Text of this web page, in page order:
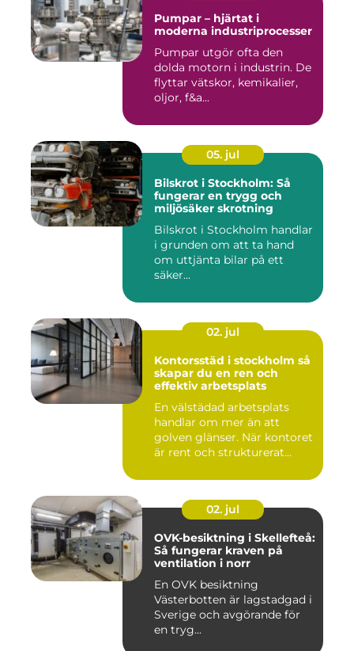
Pumpar – hjärtat i
moderna industriprocesser
Pumpar utgör ofta den
dolda motorn i industrin. De
flyttar vätskor, kemikalier,
oljor, f&a...
05. jul
Bilskrot i Stockholm: Så
fungerar en trygg och
miljösäker skrotning
Bilskrot i Stockholm handlar
i grunden om att ta hand
om uttjänta bilar på ett
säker...
02. jul
Kontorsstäd i stockholm så
skapar du en ren och
effektiv arbetsplats
En välstädad arbetsplats
handlar om mer än att
golven glänser. När kontoret
är rent och strukturerat...
02. jul
OVK-besiktning i Skellefteå:
Så fungerar kraven på
ventilation i norr
En OVK besiktning
Västerbotten är lagstadgad i
Sverige och avgörande för
en tryg...